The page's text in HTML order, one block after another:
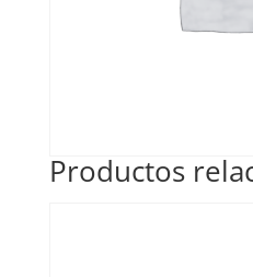
Productos